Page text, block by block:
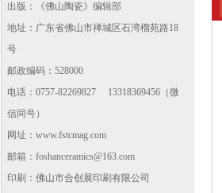
出版：《佛山陶瓷》编辑部
地址：广东省佛山市禅城区石湾榴苑路18
号
邮政编码：528000
电话：0757-82269827 13318369456（微
信同号）
网址： www.fstcmag.com
邮箱：foshanceramics@163.com
印刷：佛山市合创展印刷有限公司